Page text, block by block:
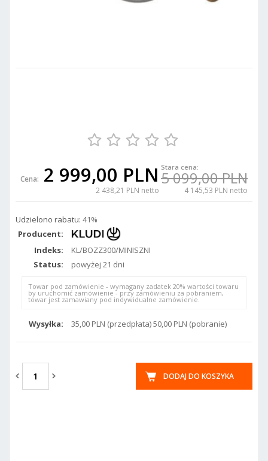
Cena: 2 999,00 PLN
2 438,21 PLN netto
Stara cena:
5 099,00 PLN
4 145,53 PLN netto
Udzielono rabatu: 41%
Producent:
Indeks:
KL/BOZZ300/MINISZNI
Status:
powyżej 21 dni
Towar pod zamówienie - wymagany zadatek 20% wartości towaru
by uruchomić zamówienie - przy zamówieniu za pobraniem,
towar jest zamawiany pod indywidualne zamówienie.
Wysyłka: 35,00 PLN (przedpłata) 50,00 PLN (pobranie)
DODAJ DO KOSZYKA